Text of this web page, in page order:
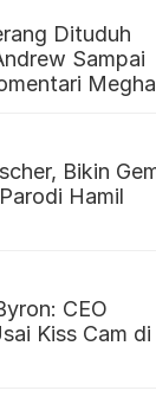
Dituduh
Sampai
Bikin
Hamil
CEO
Kiss Cam di